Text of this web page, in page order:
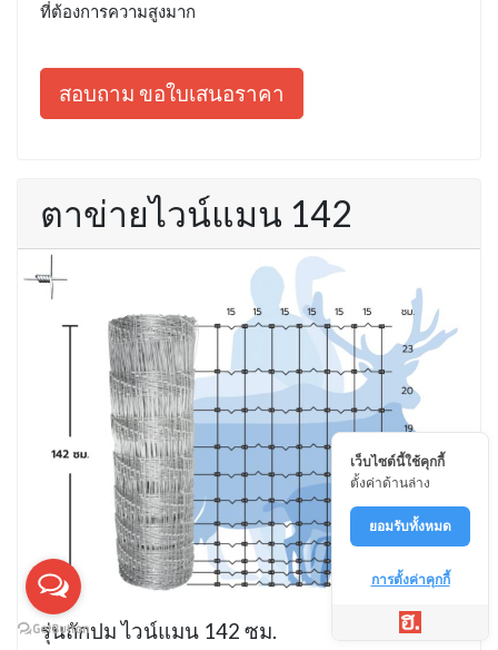
ที่ต้องการความสูงมาก
สอบถาม ขอใบเสนอราคา
ตาข่ายไวน์แมน 142
รุ่นถักปม ไวน์แมน 142 ซม.
เว็บไซต์นี้ใช้คุกกี้
ตั้งค่าด้านล่าง
ยอมรับทั้งหมด
การตั้งค่าคุกกี้